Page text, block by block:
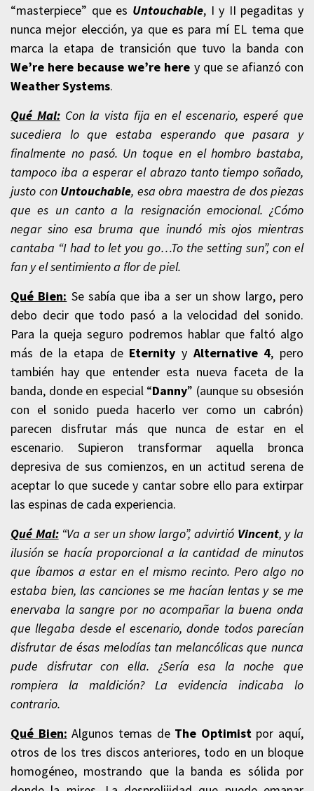
“masterpiece” que es Untouchable, I y II pegaditas y
nunca mejor elección, ya que es para mí EL tema que
marca la etapa de transición que tuvo la banda con
We’re here because we’re here y que se afianzó con
Weather Systems.
Qué Mal: Con la vista fija en el escenario, esperé que
sucediera lo que estaba esperando que pasara y
finalmente no pasó. Un toque en el hombro bastaba,
tampoco iba a esperar el abrazo tanto tiempo soñado,
justo con Untouchable, esa obra maestra de dos piezas
que es un canto a la resignación emocional. ¿Cómo
negar sino esa bruma que inundó mis ojos mientras
cantaba “I had to let you go…To the setting sun”, con el
fan y el sentimiento a flor de piel.
Qué Bien: Se sabía que iba a ser un show largo, pero
debo decir que todo pasó a la velocidad del sonido.
Para la queja seguro podremos hablar que faltó algo
más de la etapa de Eternity y Alternative 4, pero
también hay que entender esta nueva faceta de la
banda, donde en especial “Danny” (aunque su obsesión
con el sonido pueda hacerlo ver como un cabrón)
parecen disfrutar más que nunca de estar en el
escenario. Supieron transformar aquella bronca
depresiva de sus comienzos, en un actitud serena de
aceptar lo que sucede y cantar sobre ello para extirpar
las espinas de cada experiencia.
Qué Mal: “Va a ser un show largo”, advirtió Vincent, y la
ilusión se hacía proporcional a la cantidad de minutos
que íbamos a estar en el mismo recinto. Pero algo no
estaba bien, las canciones se me hacían lentas y se me
enervaba la sangre por no acompañar la buena onda
que llegaba desde el escenario, donde todos parecían
disfrutar de ésas melodías tan melancólicas que nunca
pude disfrutar con ella. ¿Sería esa la noche que
rompiera la maldición? La evidencia indicaba lo
contrario.
Qué Bien: Algunos temas de The Optimist por aquí,
otros de los tres discos anteriores, todo en un bloque
homogéneo, mostrando que la banda es sólida por